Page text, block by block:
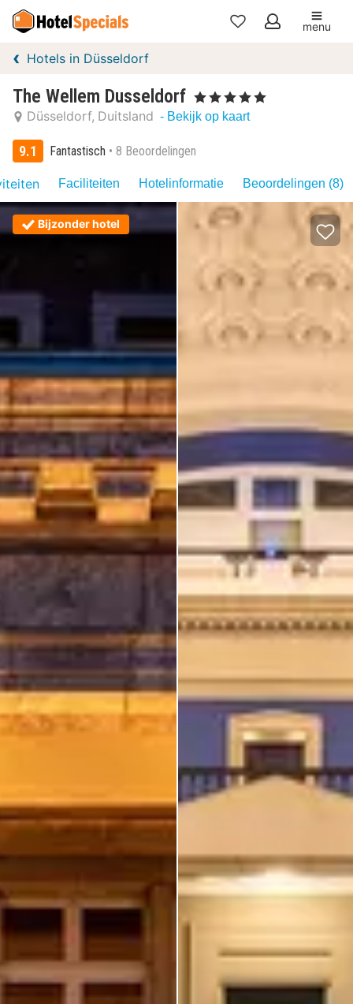
Mijn
menu
Hotels in Düsseldorf
The Wellem Dusseldorf , 5 Sterren
Düsseldorf Duitsland - Bekijk op kaart
9.1 Fantastisch 8 Beoordelingen
Faciliteiten Hotelinformatie Beoordelingen (8)
Bijzonder hotel